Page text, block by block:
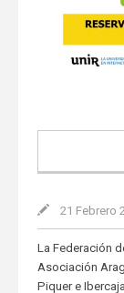
21 Febrero
La Federación
Asociación
Piquer e